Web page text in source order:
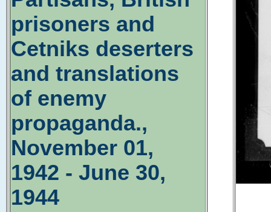
prisoners and
Cetniks deserters
and translations
of enemy
propaganda.,
November 01,
1942 - June 30,
1944